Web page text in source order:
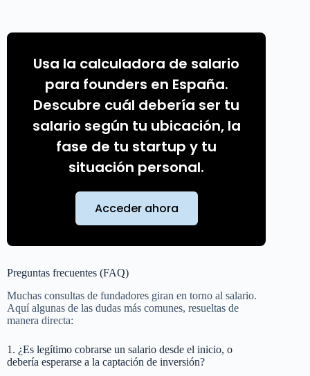
Usa la calculadora de salario
para founders en España.
Descubre cuál debería ser tu
salario según tu ubicación, la
fase de tu startup y tu
situación personal.
Acceder ahora
Preguntas frecuentes (FAQ)
Muchas consultas de fundadores giran en torno al salario.
Aquí algunas de las dudas más comunes, resueltas de
manera directa:
1. ¿Es legítimo cobrarse un salario desde el inicio, o
debería esperarse a la captación de inversión?